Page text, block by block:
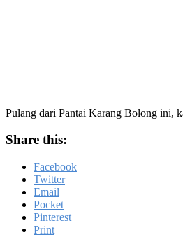
Pulang dari Pantai Karang Bolong ini,
Share this:
Facebook
Twitter
Email
Pocket
Pinterest
Print